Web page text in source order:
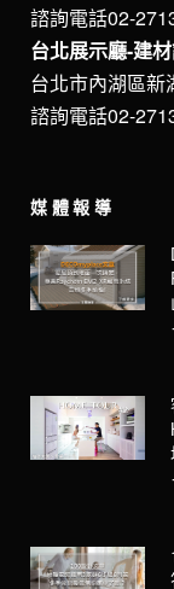
諮詢電話02-
台北展示廳-建
台北市內湖區
諮詢電話02-
媒體報導